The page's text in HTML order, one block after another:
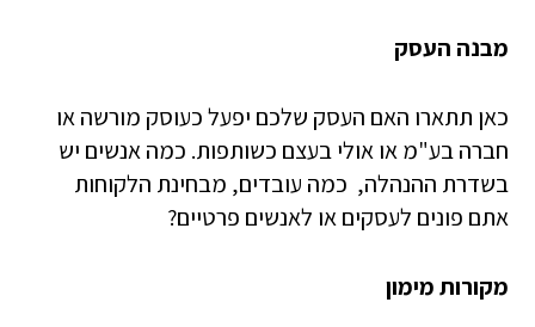
מבנה העסק
כאן תתארו האם העסק שלכם יפעל כעוסק מורשה או
חברה בע"מ או אולי בעצם כשותפות. כמה אנשים יש
בשדרת ההנהלה, כמה עובדים, מבחינת הלקוחות
אתם פונים לעסקים או לאנשים פרטיים?
מקורות מימון